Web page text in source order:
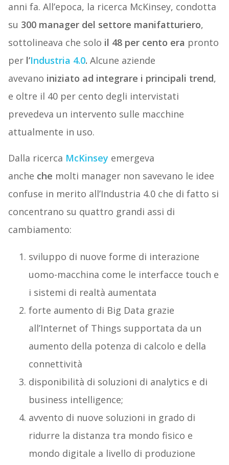
anni fa. All’epoca, la ricerca McKinsey, condotta
su 300 manager del settore manifatturiero,
sottolineava che solo il 48 per cento era pronto
perl’Industria 4.0. Alcune aziende
avevano iniziato ad integrare i principali trend,
e oltre il 40 per cento degli intervistati
prevedeva un intervento sulle macchine
attualmente in uso.
Dalla ricerca McKinsey emergeva
anche che molti manager non savevano le idee
confuse in merito all’Industria 4.0 che di fatto si
concentrano su quattro grandi assi di
cambiamento:
sviluppo di nuove forme di interazione
uomo-macchina come le interfacce touch e
i sistemi di realtà aumentata
forte aumento di Big Data grazie
all’Internet of Things supportata da un
aumento della potenza di calcolo e della
connettività
disponibilità di soluzioni di analytics e di
business intelligence;
avvento di nuove soluzioni in grado di
ridurre la distanza tra mondo fisico e
mondo digitale a livello di produzione